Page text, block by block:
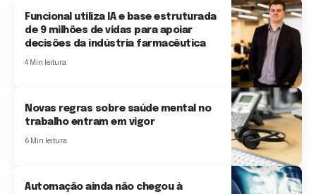
Funcional utiliza IA e base estruturada
de 9 milhões de vidas para apoiar
decisões da indústria farmacêutica
4 Min leitura
Novas regras sobre saúde mental no
trabalho entram em vigor
6 Min leitura
Automação ainda não chegou à